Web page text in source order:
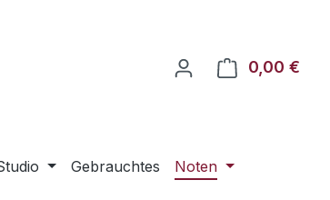
0,00 €
Gebrauchtes
Noten